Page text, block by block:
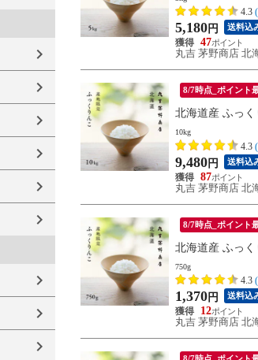
4.3
5,180 円 送料込
47
丸吉 茅野商店 北
8/7時点_ポイント
北海道産 ふっ
10kg
4.3
9,480 円 送料込
87
丸吉 茅野商店 北
8/7時点_ポイント
北海道産 ふっ
750g
4.3
1,370 円 送料込
12
丸吉 茅野商店 北